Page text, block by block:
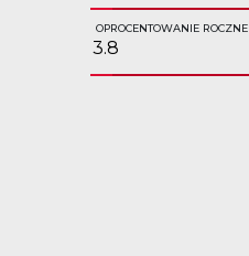
OPROCENTOWANIE ROCZNE